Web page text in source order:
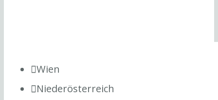
Wien
Niederösterreich